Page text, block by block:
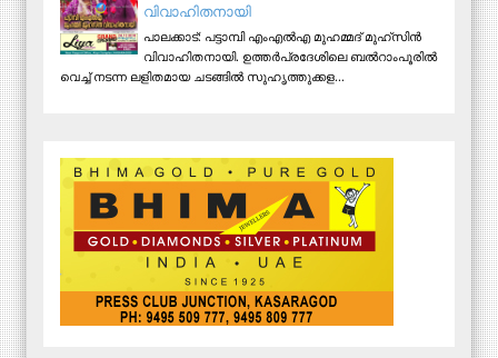
വിവാഹിതനായി
പാലക്കാട്: പട്ടാമ്പി എംഎല്‍എ മുഹമ്മദ് മുഹ്‌സിന്‍
വിവാഹിതനായി. ഉത്തര്‍പ്രദേശിലെ ബല്‍റാംപൂരില്‍
വെച്ച് നടന്ന ലളിതമായ ചടങ്ങില്‍ സുഹൃത്തുക്കള...